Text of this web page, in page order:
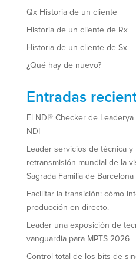
Qx Historia de un cliente
Historia de un cliente de Rx
Historia de un cliente de Sx
¿Qué hay de nuevo?
Entradas
El NDI® Checker de
NDI
Leader servicios de técnica
retransmisión mundial de la
Sagrada Familia de Barcelona
Facilitar la transición: cómo
producción en directo.
Leader una exposición de
vanguardia para MPTS 2026
Control total de los bits de